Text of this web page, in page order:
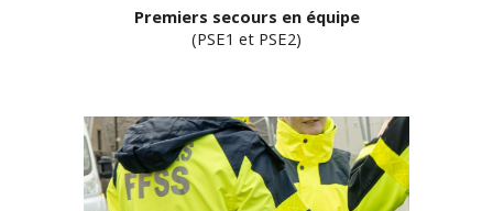
Premiers secours en équipe
(PSE1 et PSE2)